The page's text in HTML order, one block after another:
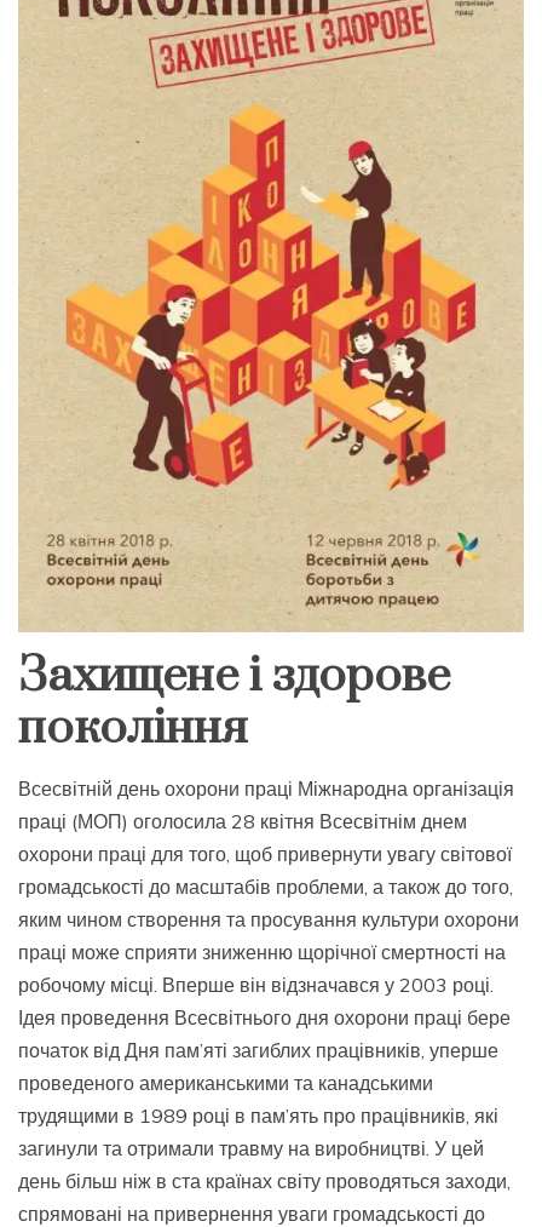
Захищене і здорове
покоління
Всесвітній день охорони праці Міжнародна організація
праці (МОП) оголосила 28 квітня Всесвітнім днем
охорони праці для того, щоб привернути увагу світової
громадськості до масштабів проблеми, а також до того,
яким чином створення та просування культури охорони
праці може сприяти зниженню щорічної смертності на
робочому місці. Вперше він відзначався у 2003 році.
Ідея проведення Всесвітнього дня охорони праці бере
початок від Дня пам’яті загиблих працівників, уперше
проведеного американськими та канадськими
трудящими в 1989 році в пам’ять про працівників, які
загинули та отримали травму на виробництві. У цей
день більш ніж в ста країнах світу проводяться заходи,
спрямовані на привернення уваги громадськості до